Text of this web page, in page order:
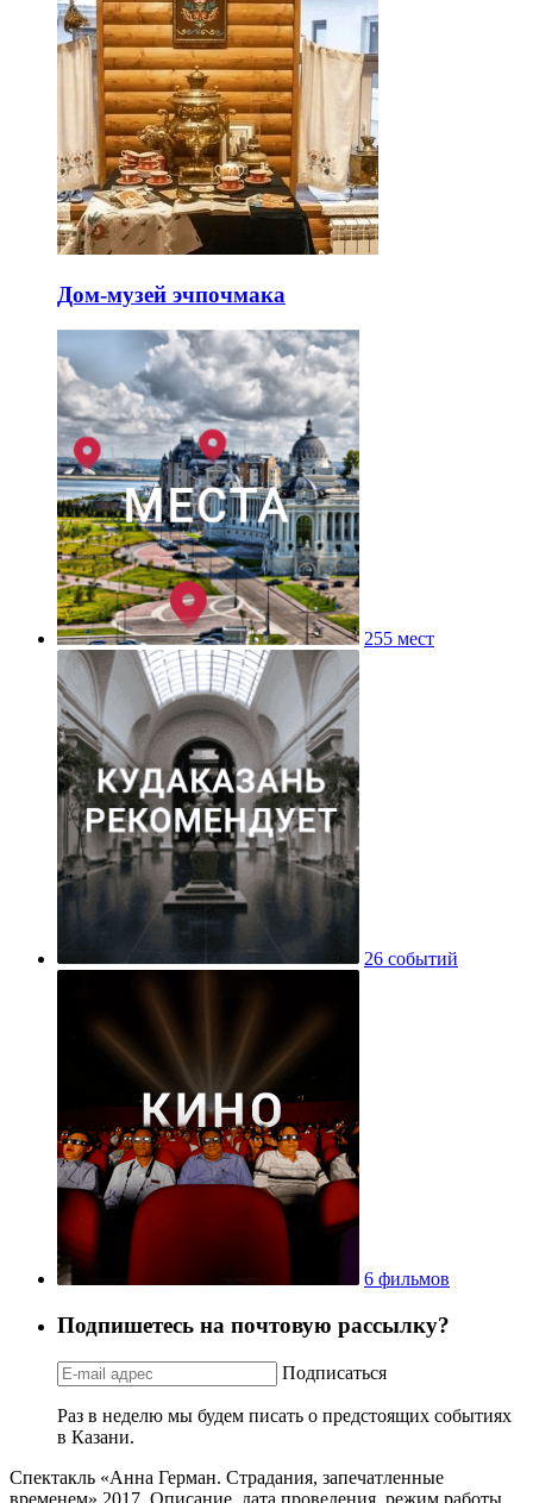
Дом-музей эчпочмака
255 мест
26 событий
6 фильмов
Подпишетесь на почтовую рассылку?
Подписаться
Раз в неделю мы будем писать о предстоящих событиях
в Казани.
Спектакль «Анна Герман. Страдания, запечатленные
временем» 2017. Описание, дата проведения, режим работы,